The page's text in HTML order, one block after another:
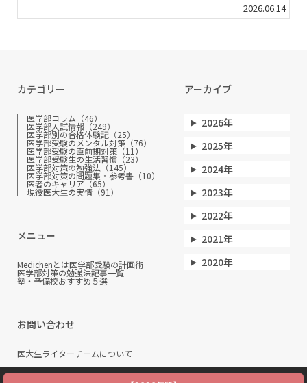
2026.06.14
カテゴリー
医学部コラム（46）
医学部入試情報（249）
医学部別の合格体験記（25）
医学部受験のメンタル対策（76）
医学部受験の直前期対策（11）
医学部受験生の生活習慣（23）
医学部対策の勉強法（145）
医学部対策の問題集・参考書（10）
医者のキャリア（65）
現役医大生の実情（91）
メニュー
Medichenとは医学部受験の計画術
医学部対策の勉強法記事一覧
塾・予備校おすすめ５選
お問い合わせ
医大生ライターチームについて
アーカイブ
2026年
2025年
2024年
2023年
2022年
2021年
2020年